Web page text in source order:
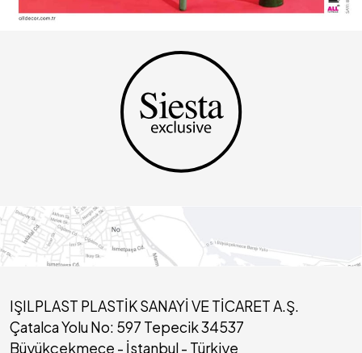
IŞILPLAST PLASTİK SANAYİ VE TİCARET A.Ş.
Çatalca Yolu No: 597 Tepecik 34537
Büyükçekmece - İstanbul - Türkiye